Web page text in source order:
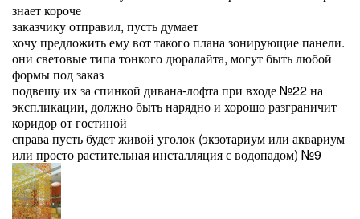
знает короче
заказчику отправил, пусть думает
хочу предложить ему вот такого плана зонирующие панели.
они световые типа тонкого дюралайта, могут быть любой
формы под заказ
подвешу их за спинкой дивана-лофта при входе №22 на
экспликации, должно быть нарядно и хорошо разграничит
коридор от гостиной
справа пусть будет живой уголок (экзотариум или аквариум
или просто растительная инсталляция с водопадом) №9